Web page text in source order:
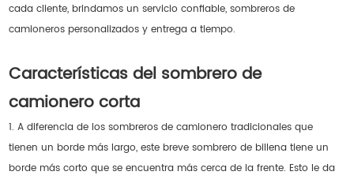
cada cliente, brindamos un servicio confiable, sombreros de
camioneros personalizados y entrega a tiempo.
Características del sombrero de
camionero corta
1. A diferencia de los sombreros de camionero tradicionales que
tienen un borde más largo, este breve sombrero de billena tiene un
borde más corto que se encuentra más cerca de la frente. Esto le da